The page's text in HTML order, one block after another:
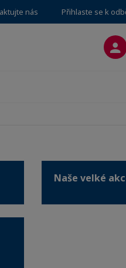
nás Přihlaste se k
Naše velké